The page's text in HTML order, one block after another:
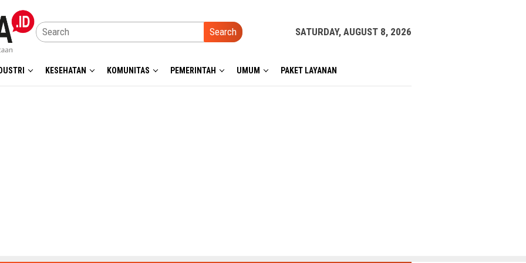
Search SATURDAY, AUGUST 8, 2026
KESEHATAN KOMUNITAS PEMERINTAH UMUM PAKET LAYANAN